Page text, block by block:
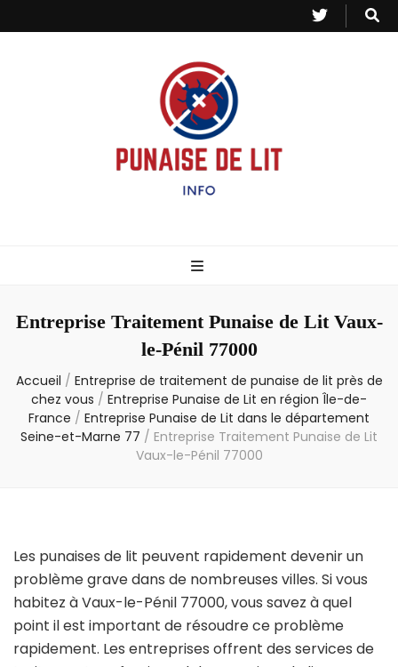
– Info
Entreprise Traitement Punaise de Lit Vaux-
le-Pénil 77000
Accueil / Entreprise de traitement de punaise de lit près de
chez vous / Entreprise Punaise de Lit en région Île-de-
France / Entreprise Punaise de Lit dans le département
Seine-et-Marne 77 / Entreprise Traitement Punaise de Lit
Vaux-le-Pénil 77000
Les punaises de lit peuvent rapidement devenir un
problème grave dans de nombreuses villes. Si vous
habitez à Vaux-le-Pénil 77000, vous savez à quel
point il est important de résoudre ce problème
rapidement. Les entreprises offrent des services de